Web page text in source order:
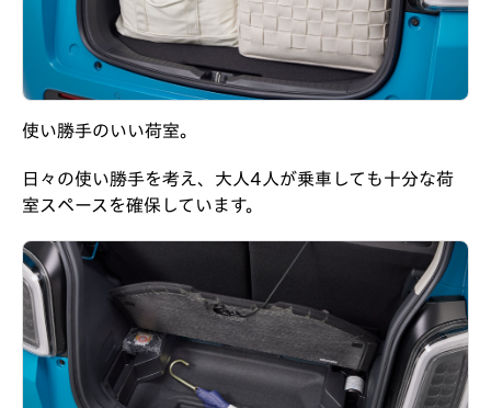
使い勝手のいい荷室。
日々の使い勝手を考え、大人4人が乗車しても十分な荷
室スペースを確保しています。